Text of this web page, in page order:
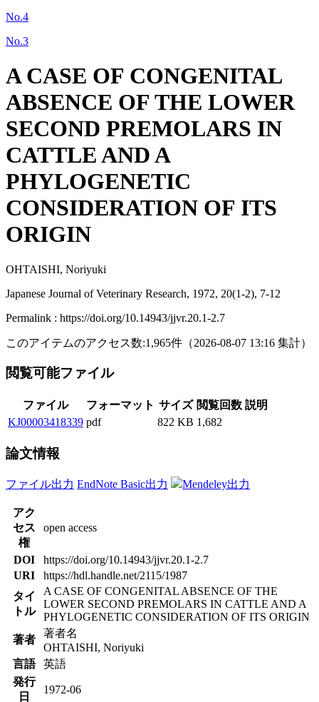
No.4
No.3
A CASE OF CONGENITAL
ABSENCE OF THE LOWER
SECOND PREMOLARS IN
CATTLE AND A
PHYLOGENETIC
CONSIDERATION OF ITS
ORIGIN
OHTAISHI, Noriyuki
Japanese Journal of Veterinary Research, 1972, 20(1-2), 7-12
Permalink : https://doi.org/10.14943/jjvr.20.1-2.7
このアイテムのアクセス数:1,965件 （2026-08-07 13:16 集計）
閲覧可能ファイル
ファイル フォーマット サイズ 閲覧回数 説明
KJ00003418339 pdf 822 KB 1,682
論文情報
ファイル出力 EndNote Basic出力 Mendeley出力
アク
セス
権
open access
DOI
https://doi.org/10.14943/jjvr.20.1-2.7
URI
https://hdl.handle.net/2115/1987
タイ
トル
A CASE OF CONGENITAL ABSENCE OF THE
LOWER SECOND PREMOLARS IN CATTLE AND A
PHYLOGENETIC CONSIDERATION OF ITS ORIGIN
著者
著者名
OHTAISHI, Noriyuki
言語
英語
発行
日
1972-06